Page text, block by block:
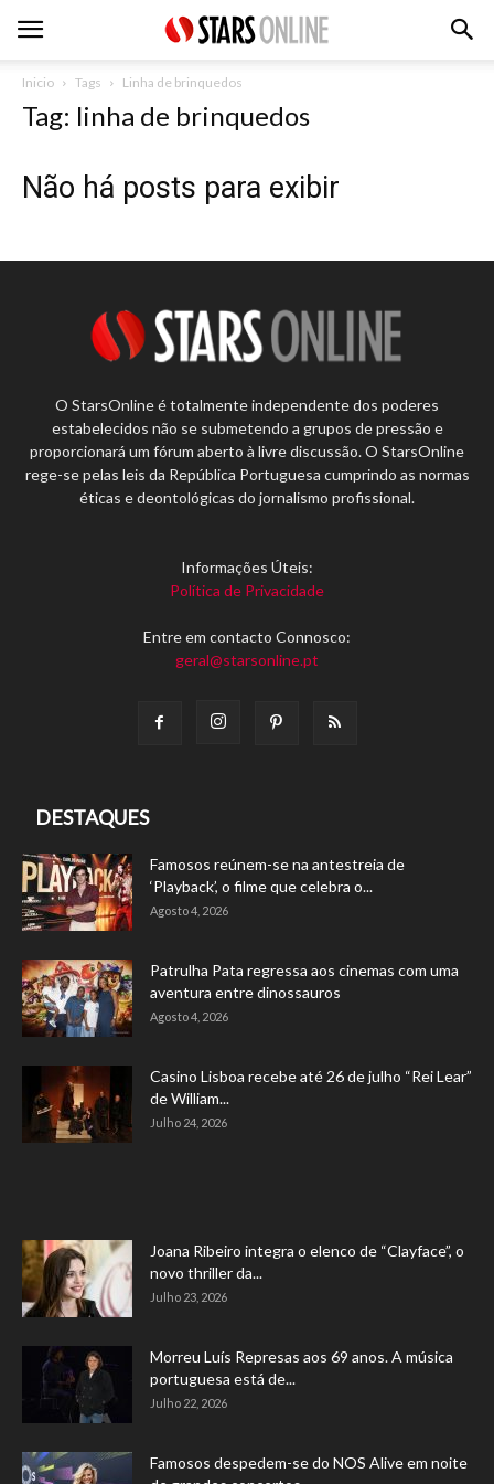
Inicio Tags Linha de brinquedos
Tag: linha de brinquedos
Não há posts para exibir
O StarsOnline é totalmente independente dos poderes
estabelecidos não se submetendo a grupos de pressão e
proporcionará um fórum aberto à livre discussão. O StarsOnline
rege-se pelas leis da República Portuguesa cumprindo as normas
éticas e deontológicas do jornalismo profissional.
Informações Úteis:
Política de Privacidade
Entre em contacto Connosco:
geral@starsonline.pt
DESTAQUES
Famosos reúnem-se na antestreia de
‘Playback’, o filme que celebra o...
Agosto 4, 2026
Patrulha Pata regressa aos cinemas com uma
aventura entre dinossauros
Agosto 4, 2026
Casino Lisboa recebe até 26 de julho “Rei Lear”
de William...
Julho 24, 2026
Joana Ribeiro integra o elenco de “Clayface”, o
novo thriller da...
Julho 23, 2026
Morreu Luís Represas aos 69 anos. A música
portuguesa está de...
Julho 22, 2026
Famosos despedem-se do NOS Alive em noite